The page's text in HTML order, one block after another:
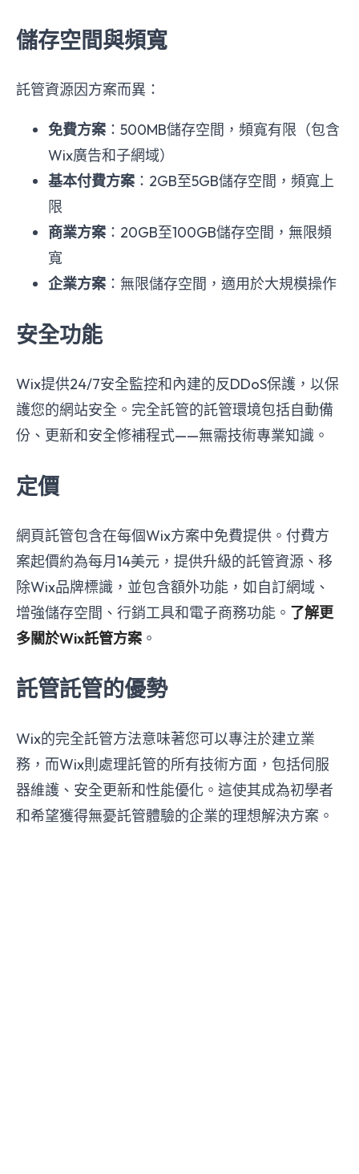
儲存空間與頻寬
託管資源因方案而異：
免費方案 ：500MB儲存空間，頻寬有限（包含
Wix廣告和子網域）
基本付費方案 ：2GB至5GB儲存空間，頻寬上
限
商業方案 ：20GB至100GB儲存空間，無限頻
寬
企業方案 ：無限儲存空間，適用於大規模操作
安全功能
Wix提供24/7安全監控和內建的反DDoS保護，以保
護您的網站安全。完全託管的託管環境包括自動備
份、更新和安全修補程式——無需技術專業知識。
定價
網頁託管包含在每個Wix方案中免費提供。付費方
案起價約為每月14美元，提供升級的託管資源、移
除Wix品牌標識，並包含額外功能，如自訂網域、
增強儲存空間、行銷工具和電子商務功能。 了解更
多關於Wix託管方案 。
託管託管的優勢
Wix的完全託管方法意味著您可以專注於建立業
務，而Wix則處理託管的所有技術方面，包括伺服
器維護、安全更新和性能優化。這使其成為初學者
和希望獲得無憂託管體驗的企業的理想解決方案。